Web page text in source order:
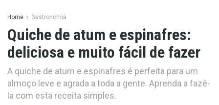
Home Gastronomia
Quiche de atum e espinafres:
deliciosa e muito fácil de fazer
A quiche de atum e espinafres é perfeita para um
almoço leve e agrada a toda a gente. Aprenda a fazê-
la com esta receita simples.